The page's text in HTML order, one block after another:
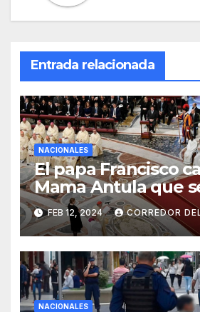
Entrada relacionada
NACIONALES
El papa Francisco
Mama Antula que
en la primera
FEB 12, 2024 CORREDOR
NACIONALES